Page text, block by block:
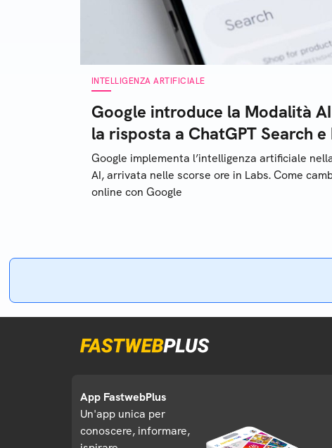
INTELLIGENZA ARTIFICIALE
Google introduce la Modalità
la risposta a ChatGPT Search e
Google implementa l’intelligenza artificiale
AI, arrivata nelle scorse ore in Labs. Come
online con Google
App FastwebPlus
Un'app unica per
conoscere, informare,